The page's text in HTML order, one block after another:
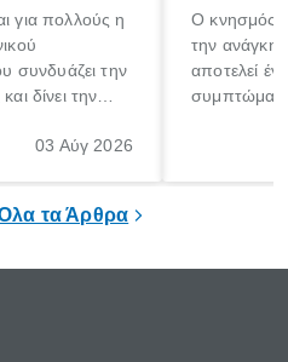
για πολλούς η
συνδυάζει την
δίνει την
μέρες
03 Αύγ 2026
Ο κνησμός
την ανάγκη
αποτελεί
τα Άρθρα